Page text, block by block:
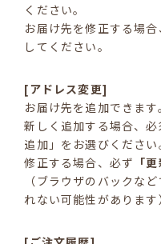
ください。
お届け先を修正する場
してください。
[アドレス変更]
お届け先を追加できます。
新しく追加する場合、
追加」をお選びください
修正する場合、必ず 「
（ブラウザのバックな
れない可能性があります